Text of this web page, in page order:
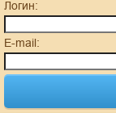
Логин:
E-mail: